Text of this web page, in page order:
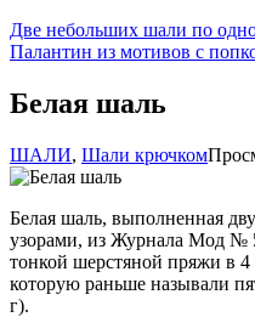
Две небольших шали по
Палантин из мотивов с
Белая шаль
ШАЛИ, Шали крючком
Белая шаль, выполненная
узорами, из Журнала Мод №
тонкой шерстяной пряжи в
которую раньше называли
г).